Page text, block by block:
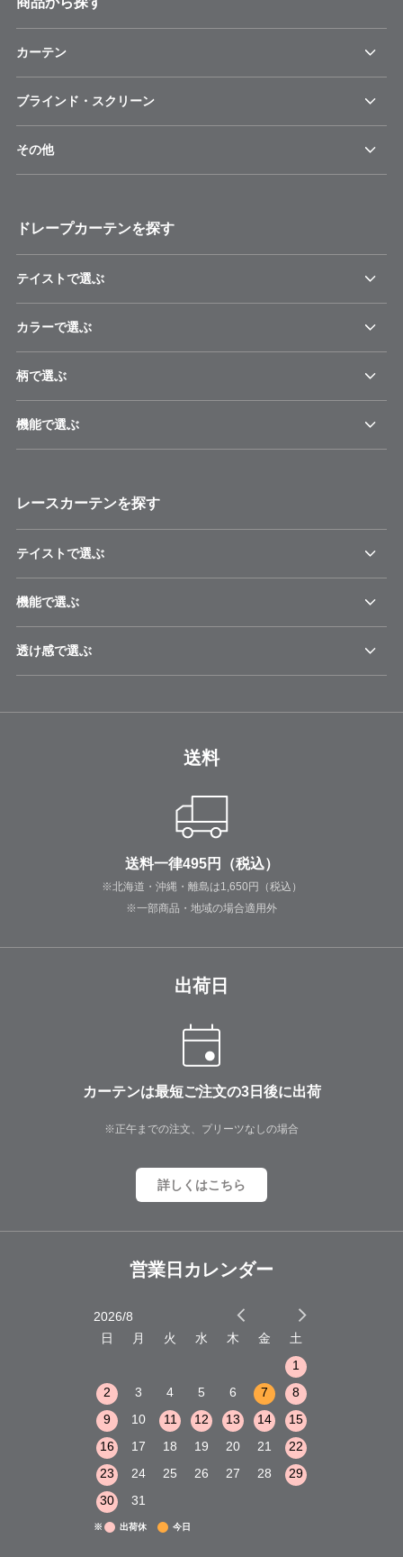
カーテン
ブラインド・スクリーン
その他
ドレープカーテンを探す
テイストで選ぶ
カラーで選ぶ
柄で選ぶ
機能で選ぶ
レースカーテンを探す
テイストで選ぶ
機能で選ぶ
透け感で選ぶ
送料
送料一律495円（税込）
※北海道・沖縄・離島は1,650円（税込）
※一部商品・地域の場合適用外
出荷日
カーテンは最短ご注文の3日後に出荷
※正午までの注文、プリーツなしの場合
詳しくはこちら
営業日カレンダー
2026/8
日
月 火 水 木 金
土
1
2
3 4 5 6 7
8
9
10 11 12 13 14
15
16
17 18 19 20 21
22
23
24 25 26 27 28
29
30
31
※ 出荷休 今日